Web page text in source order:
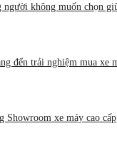
không muốn chọn
đến trải nghiệm mua xe
xe máy cao cấp